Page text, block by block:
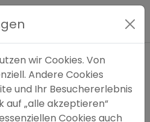
man sich endgültig
bewegt sich die
Dinge, die sonst
um einem zu
wir Cookies. Von
Andere Cookies
und Ihr Besuchererlebnis
auf „alle akzeptieren“
Cookies auch